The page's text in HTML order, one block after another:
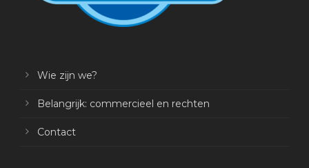
Wie zijn we?
Belangrijk: commercieel en rechten
Contact